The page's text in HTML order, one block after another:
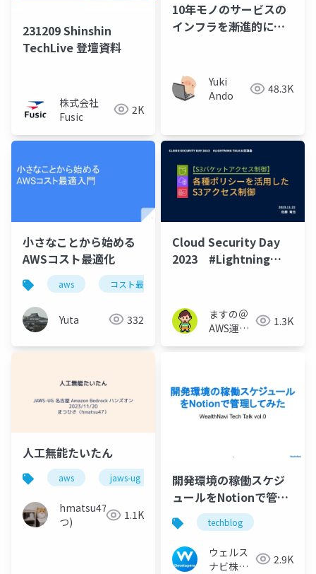
231209 Shinshin
TechLive 登壇資料
株式会社
Fusic
2K
10年モノのサービスの
インフラを漸進的に改
Yuki
Ando
48.3K
小さなことから始める
AWSコスト最適化
aws コスト最適化
Yuta 332
Cloud Security Day
2023 #Lightning
ますの＠
AWS運用
1.3K
人工無能たいたん
aws jaws-ug bedrock pgvector
hmatsu47(ま
つ)
1.1K
開発環境の稼働スケジ
ュールをNotionで管理
してみた
（WealthNavi Tech
Talk vol.0）
techblog
ウェルス
ナビ株式
2.9K